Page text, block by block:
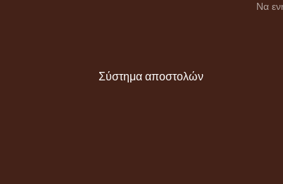
Να
Σύστημα αποστολών